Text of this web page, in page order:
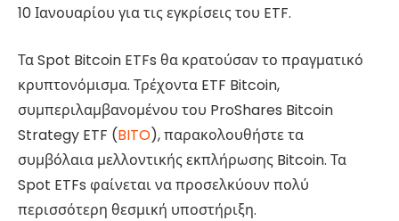
10 Ιανουαρίου για τις εγκρίσεις του ETF.
Τα Spot Bitcoin ETFs θα κρατούσαν το πραγματικό
κρυπτονόμισμα. Τρέχοντα ETF Bitcoin,
συμπεριλαμβανομένου του ProShares Bitcoin
Strategy ETF (BITO), παρακολουθήστε τα
συμβόλαια μελλοντικής εκπλήρωσης Bitcoin. Τα
Spot ETFs φαίνεται να προσελκύουν πολύ
περισσότερη θεσμική υποστήριξη.